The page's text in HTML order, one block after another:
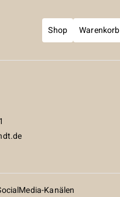
Shop Warenkorb
Kanälen